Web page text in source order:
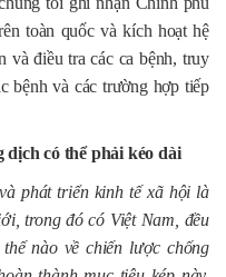
toàn quốc và kích hoạt hệ
và điều tra các ca bệnh, truy
bệnh và các trường hợp tiếp
dịch có thể phải kéo dài
phát triển kinh tế xã hội là
trong đó có Việt Nam, đều
nào về chiến lược chống